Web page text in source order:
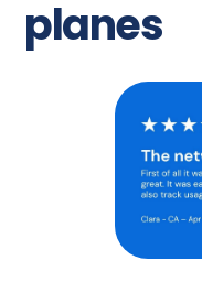
planes